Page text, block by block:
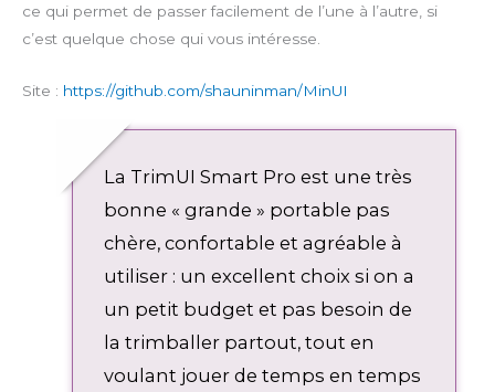
ce qui permet de passer facilement de l’une à l’autre, si
c’est quelque chose qui vous intéresse.
Site : https://github.com/shauninman/MinUI
La TrimUI Smart Pro est une très
bonne « grande » portable pas
chère, confortable et agréable à
utiliser : un excellent choix si on a
un petit budget et pas besoin de
la trimballer partout, tout en
voulant jouer de temps en temps